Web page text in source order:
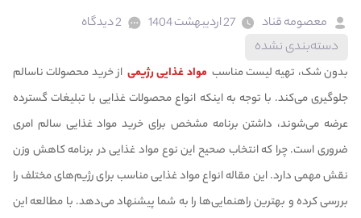
معصومه قناد
دسته‌بندی نشده
بدون شک، تهیه لیست مناسب مواد غذایی رژیمی از خرید محصولات ناسالم
جلوگیری می‌کند. با توجه به اینکه انواع محصولات غذایی با تبلیغات گسترده
عرضه می‌شوند، داشتن برنامه مشخص برای خرید مواد غذایی سالم امری
ضروری است. چرا که انتخاب صحیح این نوع مواد غذایی در برنامه کاهش وزن
نقش مهمی دارد. این مقاله انواع مواد غذایی مناسب برای رژیم‌های مختلف را
بررسی کرده و بهترین راهنمایی‌ها را به شما پیشنهاد می‌دهد. با مطالعه این